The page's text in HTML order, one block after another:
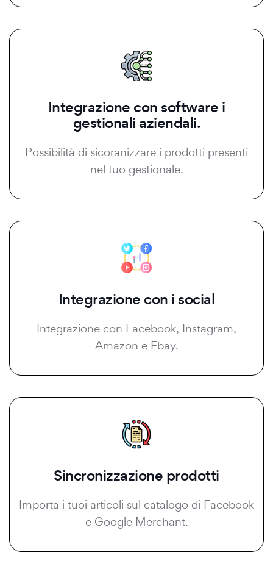
Integrazione con software i
gestionali aziendali.
Possibilità di sicoranizzare i prodotti presenti
nel tuo gestionale.
Integrazione con i social
Integrazione con Facebook, Instagram,
Amazon e Ebay.
Sincronizzazione prodotti
Importa i tuoi articoli sul catalogo di Facebook
e Google Merchant.